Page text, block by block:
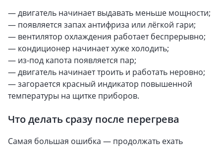
— двигатель начинает выдавать меньше мощности;
— появляется запах антифриза или лёгкой гари;
— вентилятор охлаждения работает беспрерывно;
— кондиционер начинает хуже холодить;
— из-под капота появляется пар;
— двигатель начинает троить и работать неровно;
— загорается красный индикатор повышенной
температуры на щитке приборов.
Что делать сразу после перегрева
Самая большая ошибка — продолжать ехать